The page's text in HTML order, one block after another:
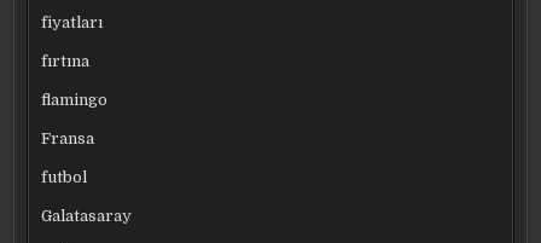
fiyatları
fırtına
flamingo
Fransa
futbol
Galatasaray